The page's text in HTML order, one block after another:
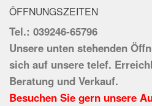
ÖFFNUNGSZEITEN
Tel.: 039246-65796
Unsere unten stehenden
sich auf unsere telef.
Beratung und Verkauf.
Besuchen Sie gern unsere